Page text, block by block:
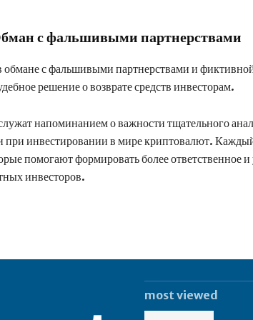
с фальшивыми партнерствами
с фальшивыми партнерствами и
решение о возврате средств инвесторам.
напоминанием о важности тщательного
при инвестировании в мире криптовалют.
помогают формировать более ответственное и
инвесторов.
most viewed